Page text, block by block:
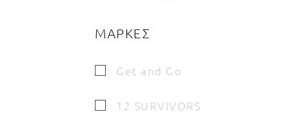
ΜΑΡΚΕΣ
Get and Go
12 SURVIVORS